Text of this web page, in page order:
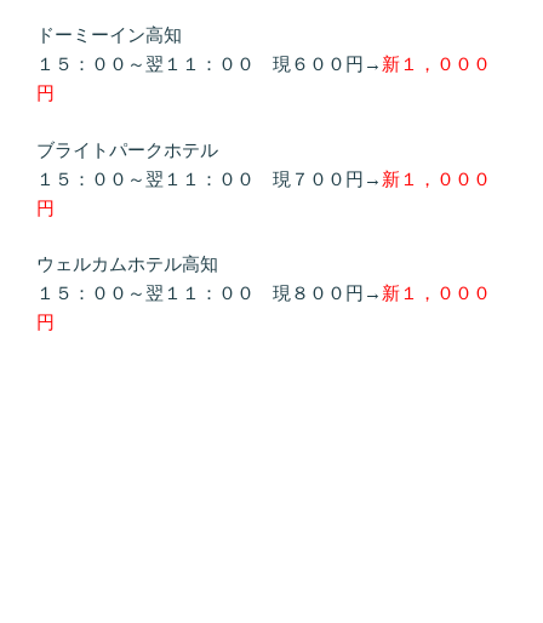
ドーミーイン高知
１５：００～翌１１：００ 現６００円→ 新１，０００
円
ブライトパークホテル
１５：００～翌１１：００ 現７００円→ 新１，０００
円
ウェルカムホテル高知
１５：００～翌１１：００ 現８００円→ 新１，０００
円